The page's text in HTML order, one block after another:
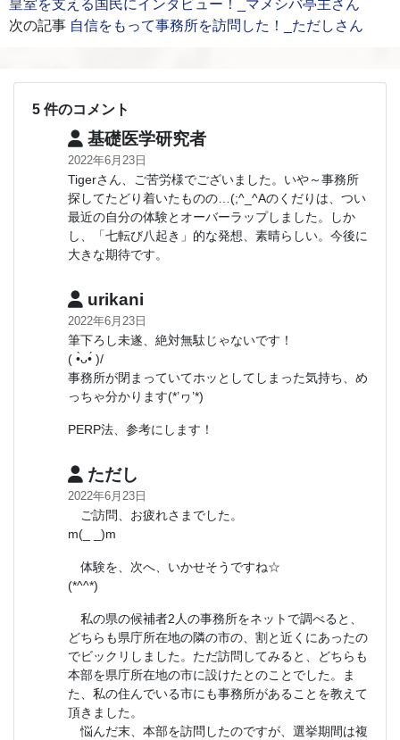
皇室を支える国民にインタビュー！_マメシバ亭主さん
次の記事 自信をもって事務所を訪問した！_ただしさん
5 件のコメント
基礎医学研究者
2022年6月23日
Tigerさん、ご苦労様でございました。いや～事務所
探してたどり着いたものの…(;^_^Aのくだりは、つい
最近の自分の体験とオーバーラップしました。しか
し、「七転び八起き」的な発想、素晴らしい。今後に
大きな期待です。
urikani
2022年6月23日
筆下ろし未遂、絶対無駄じゃないです！
( •̀ᴗ•́ )/
事務所が閉まっていてホッとしてしまった気持ち、め
っちゃ分かります(*’ヮ’*)
PERP法、参考にします！
ただし
2022年6月23日
ご訪問、お疲れさまでした。
m(_ _)m
体験を、次へ、いかせそうですね☆
(*^^*)
私の県の候補者2人の事務所をネットで調べると、
どちらも県庁所在地の隣の市の、割と近くにあったの
でビックリしました。ただ訪問してみると、どちらも
本部を県庁所在地の市に設けたとのことでした。ま
た、私の住んでいる市にも事務所があることを教えて
頂きました。
悩んだ末、本部を訪問したのですが、選挙期間は複